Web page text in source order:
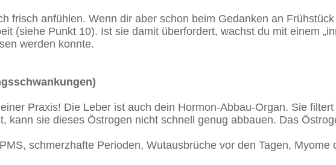
frisch anfühlen. Wenn dir aber schon beim Gedanken an
(siehe Punkt 10). Ist sie damit überfordert, wachst du mit einem
werden konnte.
Praxis! Die Leber ist auch dein Hormon-Abbau-Organ. Sie
kann sie dieses Östrogen nicht schnell genug abbauen. Das
schmerzhafte Perioden, Wutausbrüche vor den Tagen, Myome